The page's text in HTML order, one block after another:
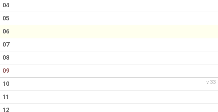
04
05
06
07
08
09
v.33
10
11
12